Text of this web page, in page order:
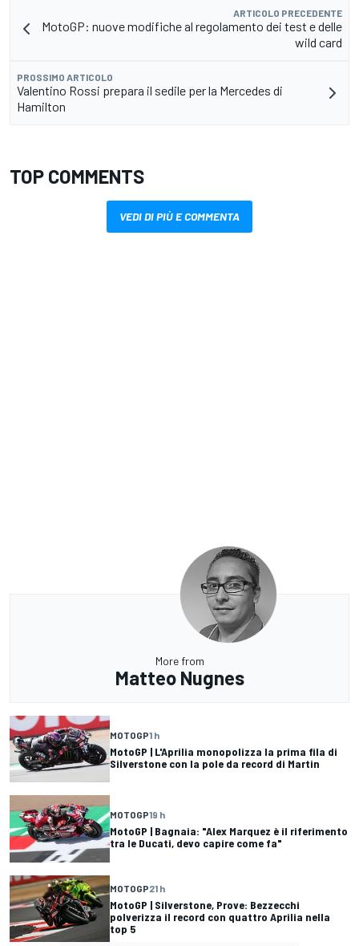
ARTICOLO PRECEDENTE
MotoGP: nuove modifiche al regolamento dei test e delle
wild card
PROSSIMO ARTICOLO
Valentino Rossi prepara il sedile per la Mercedes di
Hamilton
TOP COMMENTS
VEDI DI PIÙ E COMMENTA
More from
Matteo Nugnes
MOTOGP1 h
MotoGP | L'Aprilia monopolizza la prima fila di
Silverstone con la pole da record di Martin
MOTOGP19 h
MotoGP | Bagnaia: "Alex Marquez è il riferimento
tra le Ducati, devo capire come fa"
MOTOGP21 h
MotoGP | Silverstone, Prove: Bezzecchi
polverizza il record con quattro Aprilia nella
top 5